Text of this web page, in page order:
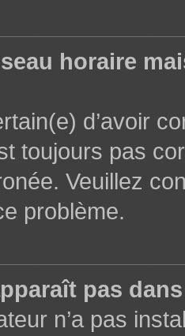
horaire
d’avoir
toujours pas
Veuillez
problème.
pas
n’a pas